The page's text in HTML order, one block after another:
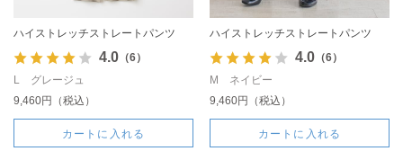
ハイストレッチストレートパンツ
4.0（6）
L グレージュ
9,460円（税込）
カートに入れる
ハイストレッチストレートパンツ
4.0（6）
M ネイビー
9,460円（税込）
カートに入れる